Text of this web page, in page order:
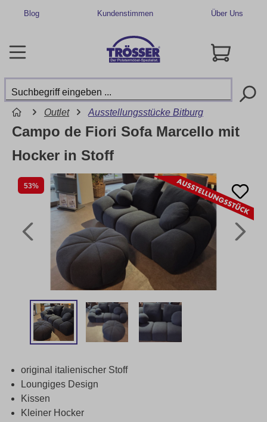
Blog Kundenstimmen Über Uns
Outlet Ausstellungsstücke Bitburg
53%
Campo de Fiori Sofa Marcello mit
Hocker in Stoff
original italienischer Stoff
Loungiges Design
Kissen
Kleiner Hocker